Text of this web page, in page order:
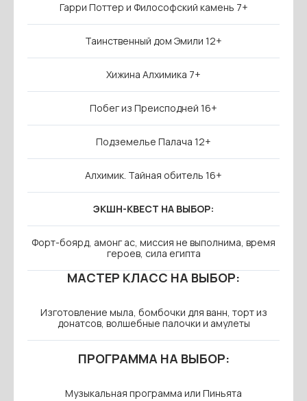
Гарри Поттер и Философский камень 7+
Таинственный дом Эмили 12+
Хижина Алхимика 7+
Побег из Преисподней 16+
Подземелье Палача 12+
Алхимик. Тайная обитель 16+
ЭКШН-КВЕСТ НА ВЫБОР:
Форт-боярд, амонг ас, миссия не выполнима, время
героев, сила египта
МАСТЕР КЛАСС НА ВЫБОР:
Изготовление мыла, бомбочки для ванн, торт из
донатсов, волшебные палочки и амулеты
ПРОГРАММА НА ВЫБОР:
Музыкальная программа или Пиньята